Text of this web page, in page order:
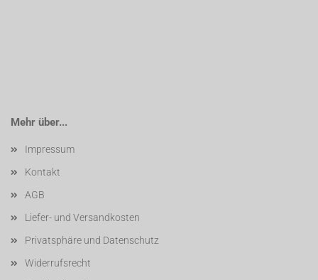
Mehr über...
Impressum
Kontakt
AGB
Liefer- und Versandkosten
Privatsphäre und Datenschutz
Widerrufsrecht